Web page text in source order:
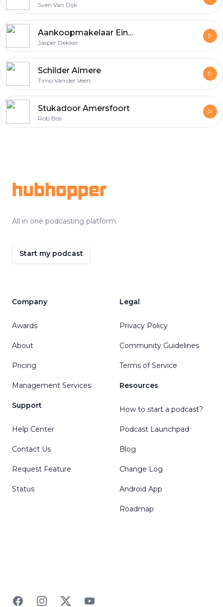
Sven Van Dijk
Aankoopmakelaar Eindhoven
Jasper Dekker
Schilder Almere
Timo Van der Veen
Stukadoor Amersfoort
Rob Bos
hubhopper
All in one podcasting platform.
Start my podcast
Company
Awards
About
Pricing
Management Services
Support
Help Center
Contact Us
Request Feature
Status
Legal
Privacy Policy
Community Guidelines
Terms of Service
Resources
How to start a podcast?
Podcast Launchpad
Blog
Change Log
Android App
Roadmap
FacebookInstagramTwitterYouTube